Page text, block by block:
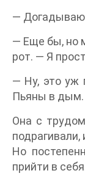
—
— Еще бы, но
рот. — Я
— Ну, это уж
Пьяны в дым.
Она с
подрагивали,
Но
прийти в